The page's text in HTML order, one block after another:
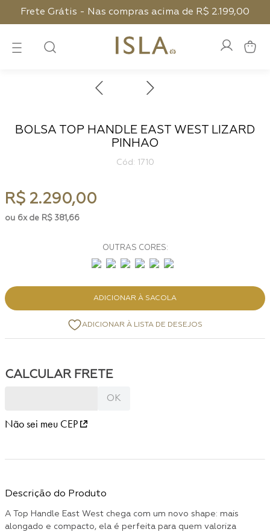
Frete Grátis - Nas compras acima de R$ 2.199,00
BOLSA TOP HANDLE EAST WEST LIZARD
PINHAO
: 1710
R$ 2.290,00
6 R$ 381 ,66
ADICIONAR À SACOLA
Não sei meu CEP
Descrição do Produto
A Top Handle East West chega com um novo shape: mais
alongado e compacto, ela é perfeita para quem valoriza